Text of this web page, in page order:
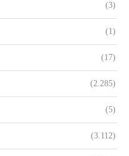
(3)
(1)
(17)
(2.285)
(5)
(3.112)